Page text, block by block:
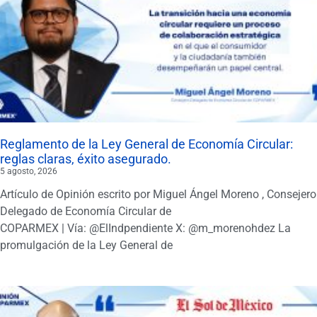
Reglamento de la Ley General de Economía Circular:
reglas claras, éxito asegurado.
5 agosto, 2026
Artículo de Opinión escrito por Miguel Ángel Moreno , Consejero
Delegado de Economía Circular de
COPARMEX | Vía: @ElIndpendiente X: @m_morenohdez La
promulgación de la Ley General de